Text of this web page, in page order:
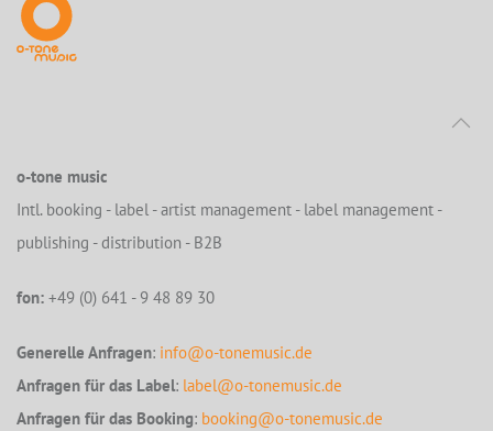
o-tone music
Intl. booking - label - artist management - label management -
publishing - distribution - B2B
fon: +49 (0) 641 - 9 48 89 30
Generelle Anfragen: info@o-tonemusic.de
Anfragen für das Label: label@o-tonemusic.de
Anfragen für das Booking: booking@o-tonemusic.de